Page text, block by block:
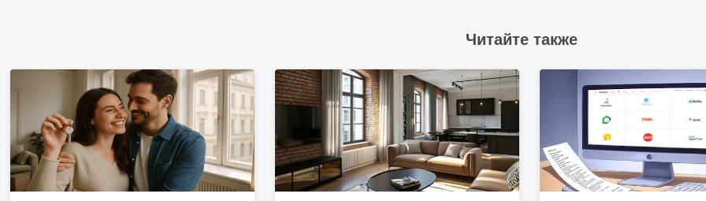
Читайте также